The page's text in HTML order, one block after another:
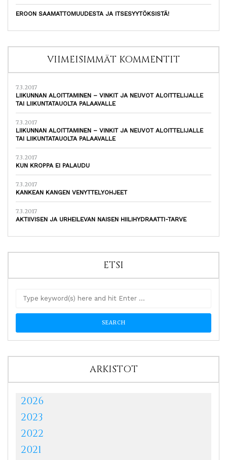
EROON SAAMATTOMUUDESTA JA ITSESYYTÖKSISTÄ!
VIIMEISIMMÄT KOMMENTIT
7.3.2017
LIIKUNNAN ALOITTAMINEN – VINKIT JA NEUVOT ALOITTELIJALLE
TAI LIIKUNTATAUOLTA PALAAVALLE
7.3.2017
LIIKUNNAN ALOITTAMINEN – VINKIT JA NEUVOT ALOITTELIJALLE
TAI LIIKUNTATAUOLTA PALAAVALLE
7.3.2017
KUN KROPPA EI PALAUDU
7.3.2017
KANKEAN KANGEN VENYTTELYOHJEET
7.3.2017
AKTIIVISEN JA URHEILEVAN NAISEN HIILIHYDRAATTI-TARVE
ETSI
ARKISTOT
2026
2023
2022
2021